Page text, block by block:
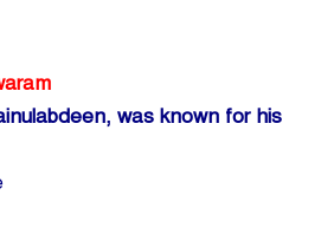
was known for his